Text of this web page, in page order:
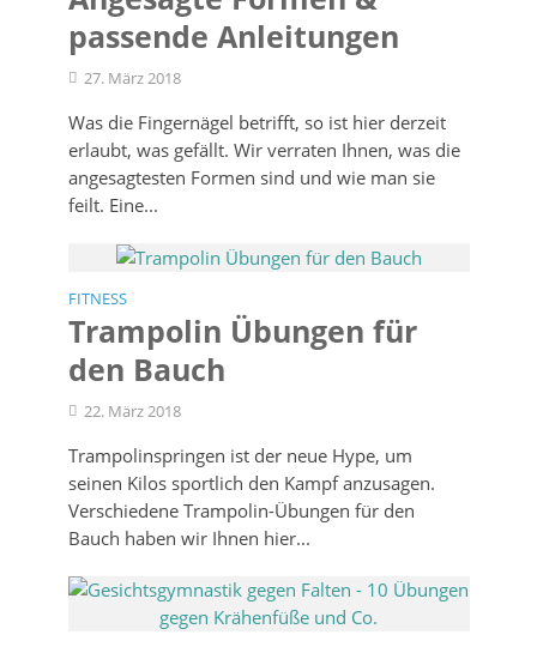
passende Anleitungen
27. März 2018
Was die Fingernägel betrifft, so ist hier derzeit
erlaubt, was gefällt. Wir verraten Ihnen, was die
angesagtesten Formen sind und wie man sie
feilt. Eine...
FITNESS
Trampolin Übungen für
den Bauch
22. März 2018
Trampolinspringen ist der neue Hype, um
seinen Kilos sportlich den Kampf anzusagen.
Verschiedene Trampolin-Übungen für den
Bauch haben wir Ihnen hier...